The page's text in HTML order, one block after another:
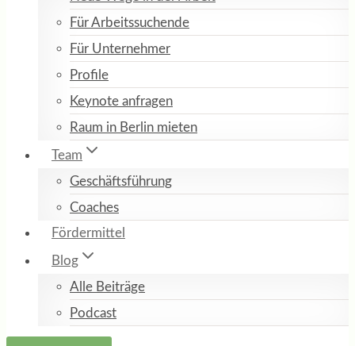
Für Arbeitssuchende
Für Unternehmer
Profile
Keynote anfragen
Raum in Berlin mieten
Team
Geschäftsführung
Coaches
Fördermittel
Blog
Alle Beiträge
Podcast